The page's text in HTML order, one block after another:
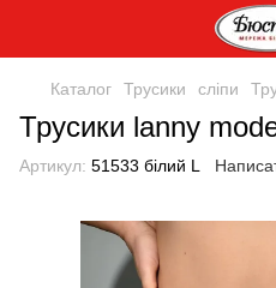
Каталог Трусики сліпи
Трусики lanny
Артикул: 51533 білий L